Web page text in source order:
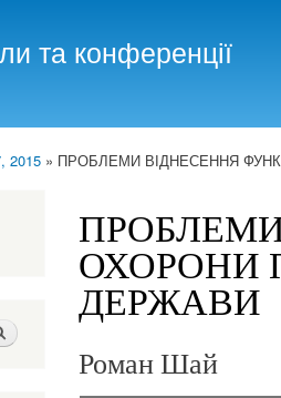
та конференції
2015 » ПРОБЛЕМИ ВІДНЕСЕННЯ
ОХОРОНИ
ДЕРЖАВИ
Роман Шай